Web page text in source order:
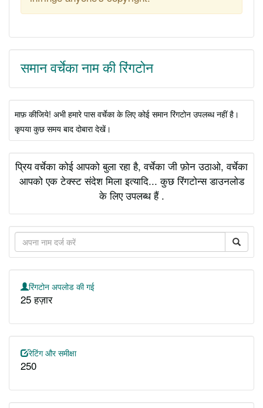
समान वर्चेका नाम की रिंगटोन
माफ़ कीजिये! अभी हमारे पास वर्चेका के लिए कोई समान रिंगटोन उपलब्ध नहीं है।
कृपया कुछ समय बाद दोबारा देखें।
प्रिय वर्चेका कोई आपको बुला रहा है, वर्चेका जी फ़ोन उठाओ, वर्चेका
आपको एक टेक्स्ट संदेश मिला इत्यादि... कुछ रिंगटोन्स डाउनलोड
के लिए उपलब्ध हैं .
रिंगटोन अपलोड की गई
25 हज़ार
रेटिंग और समीक्षा
250